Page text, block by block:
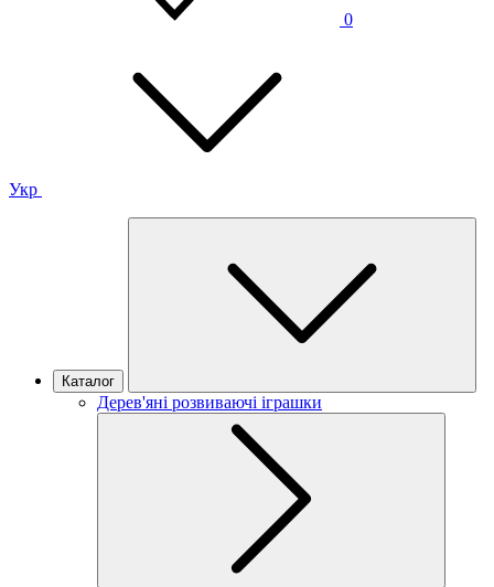
0
Укр
Каталог
Дерев'яні розвиваючі іграшки